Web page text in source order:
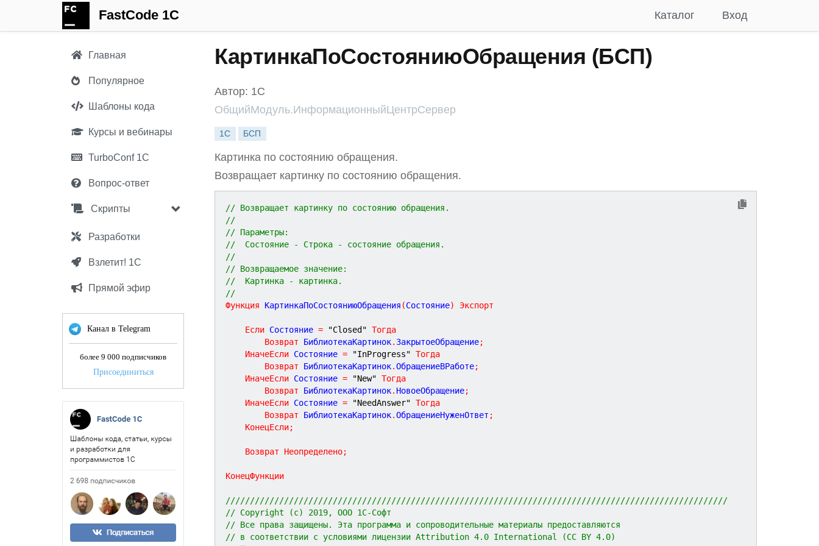
FastCode 1C Вход
Каталог
Главная
Популярное
Шаблоны кода
Курсы и вебинары
TurboConf 1С
Вопрос-ответ
Скрипты
Разработки
Взлетит! 1С
Прямой эфир
Канал в Telegram
более 9 000 подписчиков
Присоединиться
КартинкаПоСостояниюОбращения (БСП)
Автор: 1С
ОбщийМодуль.ИнформационныйЦентрСервер
1С БСП
Картинка по состоянию обращения.
Возвращает картинку по состоянию обращения.
// Возвращает картинку по состоянию обращения.
//
// Параметры:
//	Состояние - Строка - состояние обращения.
//
// Возвращаемое значение:
//	Картинка - картинка.
//
Функция
КартинкаПоСостояниюОбращения (Состояние) Экспорт
Если Состояние = "Closed" Тогда
Возврат БиблиотекаКартинок. ЗакрытоеОбращение;
ИначеЕсли Состояние = "InProgress" Тогда
Возврат БиблиотекаКартинок.ОбращениеВРаботе;
ИначеЕсли Состояние = "New" Тогда
Возврат БиблиотекаКартинок. НовоеОбращение;
ИначеЕсли Состояние = "NeedAnswer" Тогда
Возврат БиблиотекаКартинок.ОбращениеНуженОтвет ;
КонецЕсли;
Возврат Неопределено;
КонецФункции
///////////////////////////////////////////////////////////////////////////////////////////////////////
// Copyright (c) 2019, ООО 1С-Софт
// Все права защищены. Эта программа и сопроводительные материалы предоставляются
// в соответствии с условиями лицензии Attribution 4.0 International (CC BY 4.0)